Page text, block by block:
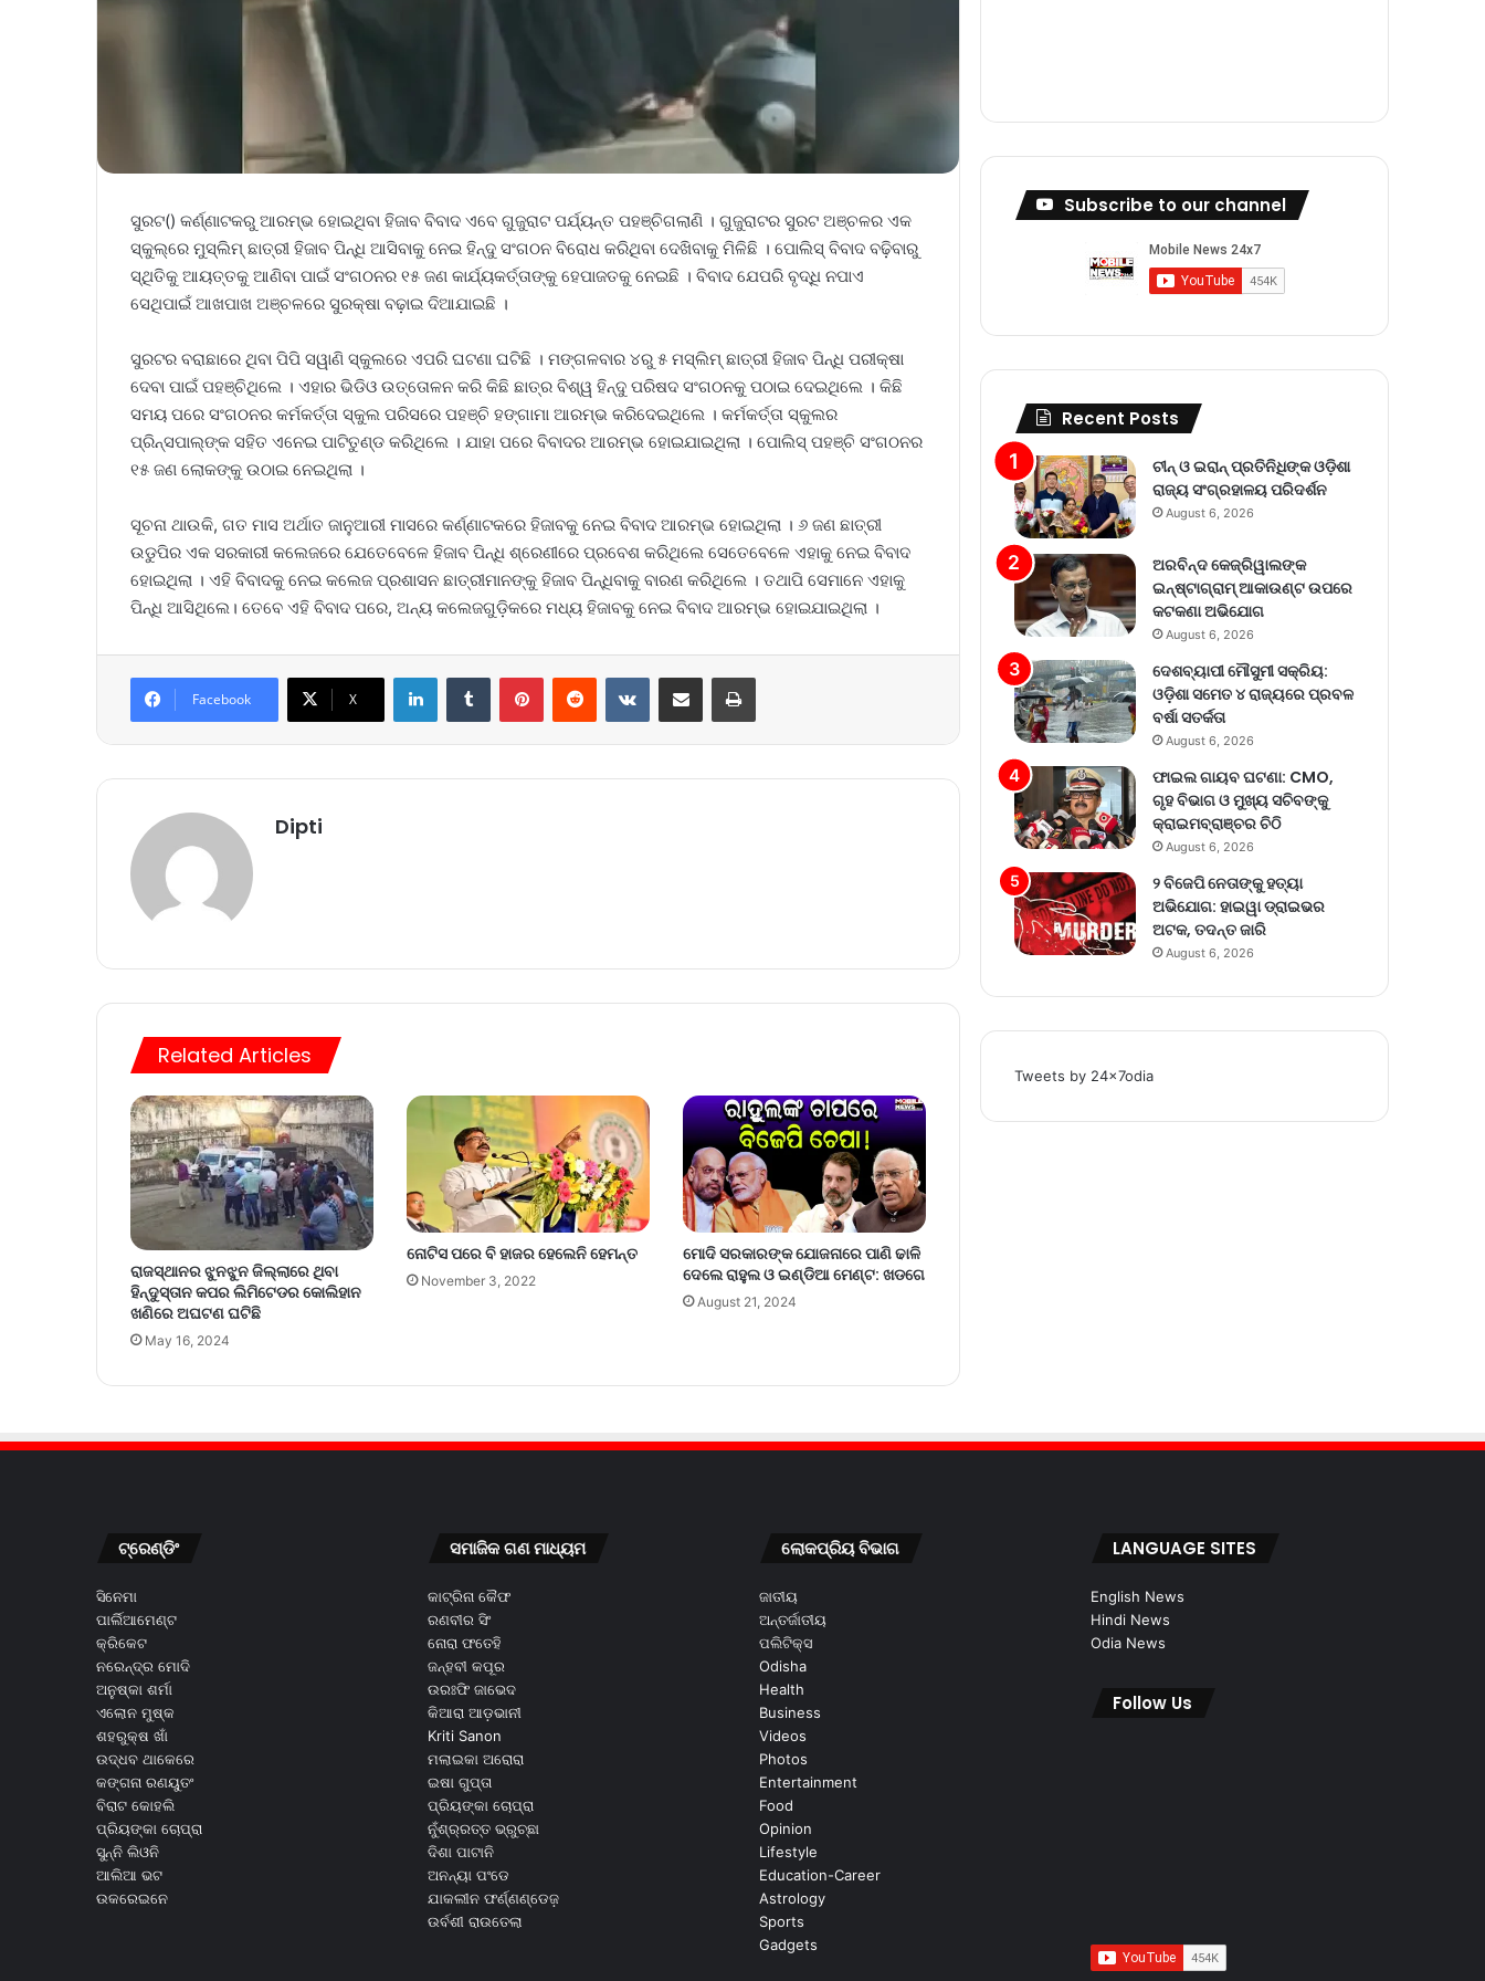
ସୁରଟ() କର୍ଣ୍ଣାଟକରୁ ଆରମ୍ଭ ହୋଇଥିବା ହିଜାବ ବିବାଦ ଏବେ ଗୁଜୁରାଟ ପର୍ଯ୍ୟନ୍ତ ପହଞ୍ଚିଗଲାଣି । ଗୁଜୁରାଟର ସୁରଟ ଅଞ୍ଚଳର ଏକ
ସ୍କୁଲ୍‌ରେ ମୁସ୍‌ଲିମ୍‌ ଛାତ୍ରୀ ହିଜାବ ପିନ୍ଧି ଆସିବାକୁ ନେଇ ହିନ୍ଦୁ ସଂଗଠନ ବିରୋଧ କରିଥିବା ଦେଖିବାକୁ ମିଳିଛି । ପୋଲିସ୍‌ ବିବାଦ ବଢ଼ିବାରୁ
ସ୍ଥିତିକୁ ଆୟତ୍ତକୁ ଆଣିବା ପାଇଁ ସଂଗଠନର ୧୫ ଜଣ କାର୍ଯ୍ୟକର୍ତ୍ତାଙ୍କୁ ହେପାଜତକୁ ନେଇଛି । ବିବାଦ ଯେପରି ବୃଦ୍ଧି ନପାଏ
ସେଥିପାଇଁ ଆଖପାଖ ଅଞ୍ଚଳରେ ସୁରକ୍ଷା ବଢ଼ାଇ ଦିଆଯାଇଛି ।
ସୁରଟର ବରାଛାରେ ଥିବା ପିପି ସୱାଣି ସ୍କୁଲରେ ଏପରି ଘଟଣା ଘଟିଛି । ମଙ୍ଗଳବାର ୪ରୁ ୫ ମସ୍‌ଲିମ୍‌ ଛାତ୍ରୀ ହିଜାବ ପିନ୍ଧି ପରୀକ୍ଷା
ଦେବା ପାଇଁ ପହଞ୍ଚିଥିଲେ । ଏହାର ଭିଡିଓ ଉତ୍ତୋଳନ କରି କିଛି ଛାତ୍ର ବିଶ୍ୱ ହିନ୍ଦୁ ପରିଷଦ ସଂଗଠନକୁ ପଠାଇ ଦେଇଥିଲେ । କିଛି
ସମୟ ପରେ ସଂଗଠନର କର୍ମକର୍ତ୍ତା ସ୍କୁଲ ପରିସରେ ପହଞ୍ଚି ହଙ୍ଗାମା ଆରମ୍ଭ କରିଦେଇଥିଲେ । କର୍ମକର୍ତ୍ତା ସ୍କୁଲର
ପ୍ରିନ୍ସପାଲ୍‌ଙ୍କ ସହିତ ଏନେଇ ପାଟିତୁଣ୍ଡ କରିଥିଲେ । ଯାହା ପରେ ବିବାଦର ଆରମ୍ଭ ହୋଇଯାଇଥିଲା । ପୋଲିସ୍‌ ପହଞ୍ଚି ସଂଗଠନର
୧୫ ଜଣ ଲୋକଙ୍କୁ ଉଠାଇ ନେଇଥିଲା ।
ସୂଚନା ଥାଉକି, ଗତ ମାସ ଅର୍ଥାତ ଜାନୁଆରୀ ମାସରେ କର୍ଣ୍ଣାଟକରେ ହିଜାବକୁ ନେଇ ବିବାଦ ଆରମ୍ଭ ହୋଇଥିଲା । ୬ ଜଣ ଛାତ୍ରୀ
ଉଡୁପିର ଏକ ସରକାରୀ କଲେଜରେ ଯେତେବେଳେ ହିଜାବ ପିନ୍ଧି ଶ୍ରେଣୀରେ ପ୍ରବେଶ କରିଥିଲେ ସେତେବେଳେ ଏହାକୁ ନେଇ ବିବାଦ
ହୋଇଥିଲା । ଏହି ବିବାଦକୁ ନେଇ କଲେଜ ପ୍ରଶାସନ ଛାତ୍ରୀମାନଙ୍କୁ ହିଜାବ ପିନ୍ଧିବାକୁ ବାରଣ କରିଥିଲେ । ତଥାପି ସେମାନେ ଏହାକୁ
ପିନ୍ଧି ଆସିଥିଲେ। ତେବେ ଏହି ବିବାଦ ପରେ, ଅନ୍ୟ କଲେଜଗୁଡ଼ିକରେ ମଧ୍ୟ ହିଜାବକୁ ନେଇ ବିବାଦ ଆରମ୍ଭ ହୋଇଯାଇଥିଲା ।
Facebook X
Dipti
Related Articles
ରାଜସ୍ଥାନର ଝୁନଝୁନ ଜିଲ୍ଲାରେ ଥିବା
ହିନ୍ଦୁସ୍ତାନ କପର ଲିମିଟେଡର କୋଲିହାନ
ଖଣିରେ ଅଘଟଣ ଘଟିଛି
May 16, 2024
ନୋଟିସ ପରେ ବି ହାଜର ହେଲେନି ହେମନ୍ତ
November 3, 2022
ମୋଦି ସରକାରଙ୍କ ଯୋଜନାରେ ପାଣି ଢାଳି
ଦେଲେ ରାହୁଲ ଓ ଇଣ୍ଡିଆ ମେଣ୍ଟ: ଖଡଗେ
August 21, 2024
Subscribe to our channel
Recent Posts
ଚୀନ୍ ଓ ଇରାନ୍ ପ୍ରତିନିଧିଙ୍କ ଓଡ଼ିଶା
ରାଜ୍ୟ ସଂଗ୍ରହାଳୟ ପରିଦର୍ଶନ
August 6, 2026
ଅରବିନ୍ଦ କେଜ୍ରିୱାଲଙ୍କ
ଇନ୍‌ଷ୍ଟାଗ୍ରାମ୍ ଆକାଉଣ୍ଟ ଉପରେ
କଟକଣା ଅଭିଯୋଗ
August 6, 2026
ଦେଶବ୍ୟାପୀ ମୌସୁମୀ ସକ୍ରିୟ:
ଓଡ଼ିଶା ସମେତ ୪ ରାଜ୍ୟରେ ପ୍ରବଳ
ବର୍ଷା ସତର୍କତା
August 6, 2026
ଫାଇଲ ଗାୟବ ଘଟଣା: CMO,
ଗୃହ ବିଭାଗ ଓ ମୁଖ୍ୟ ସଚିବଙ୍କୁ
କ୍ରାଇମବ୍ରାଞ୍ଚର ଚିଠି
August 6, 2026
୨ ବିଜେପି ନେତାଙ୍କୁ ହତ୍ୟା
ଅଭିଯୋଗ: ହାଇୱା ଡ୍ରାଇଭର
ଅଟକ, ତଦନ୍ତ ଜାରି
August 6, 2026
Tweets by 24x7odia
ଟ୍ରେଣ୍ଡିଂ
ସିନେମା
ପାର୍ଲିଆମେଣ୍ଟ
କ୍ରିକେଟ
ନରେନ୍ଦ୍ର ମୋଦି
ଅନୁଷ୍କା ଶର୍ମା
ଏଲୋନ ମୁଷ୍କ
ଶହରୁକ୍ଷ ଖାଁ
ଉଦ୍ଧବ ଥାକେରେ
କଙ୍ଗନା ରଣୟୁତଂ
ବିରାଟ କୋହଲି
ପ୍ରିୟଙ୍କା ଚୋପ୍ରା
ସୁନ୍ନି ଲିଓନି
ଆଲିଆ ଭଟ
ଉକରେଇନେ
ସମାଜିକ ଗଣ ମାଧ୍ୟମ
କାଟ୍ରିନା କୈଫ
ରଣବୀର ସିଂ
ନୋରା ଫତେହି
ଜନ୍ହବୀ କପୂର
ଉରଃଫି ଜାଭେଦ
କିଆରା ଆଡ଼ଭାନୀ
Kriti Sanon
ମଲାଇକା ଅରୋରା
ଇଷା ଗୁପ୍ତା
ପ୍ରିୟଙ୍କା ଚୋପ୍ରା
ନୁଁଶ୍ର୍ରତ୍ତ ଭ୍ରୁଚ୍ଛା
ଦିଶା ପାଟାନି
ଅନନ୍ୟା ପଂଡେ
ଯାକଲୀନ ଫର୍ଣ୍ଣଣ୍ଡେଜ଼
ଉର୍ବଶୀ ରାଉତେଲା
ଲୋକପ୍ରିୟ ବିଭାଗ
ଜାତୀୟ
ଅନ୍ତର୍ଜାତୀୟ
ପଲିଟିକ୍ସ
Odisha
Health
Business
Videos
Photos
Entertainment
Food
Opinion
Lifestyle
Education-Career
Astrology
Sports
Gadgets
LANGUAGE SITES
English News
Hindi News
Odia News
Follow Us